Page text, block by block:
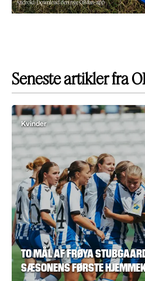
Seneste artikler fra
Kvinder
TO MÅL AF FRØYA
SÆSONENS FØRSTE